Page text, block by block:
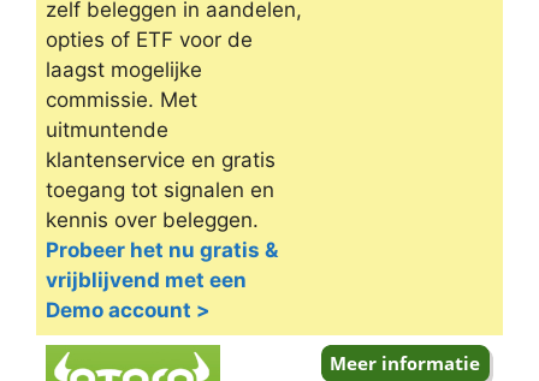
zelf beleggen in aandelen,
opties of ETF voor de
laagst mogelijke
commissie. Met
uitmuntende
klantenservice en gratis
toegang tot signalen en
kennis over beleggen.
Probeer het nu gratis &
vrijblijvend met een
Demo account >